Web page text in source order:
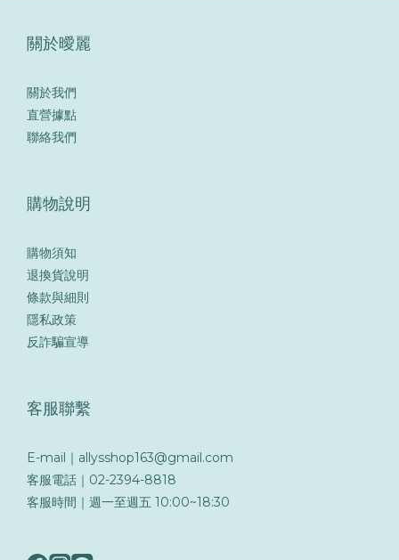
關於曖麗
關於我們
直營據點
聯絡我們
購物說明
購物須知
退換貨說明
條款與細則
隱私政策
反詐騙宣導
客服聯繫
E-mail｜allysshop163@gmail.com
客服電話｜02-2394-8818
客服時間｜週一至週五 10:00~18:30